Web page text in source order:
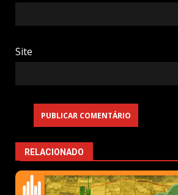
Site
RELACIONADO